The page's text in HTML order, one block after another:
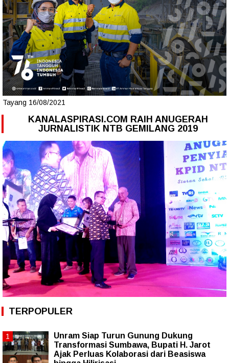
Tayang 16/08/2021
KANALASPIRASI.COM RAIH ANUGERAH
JURNALISTIK NTB GEMILANG 2019
TERPOPULER
Unram Siap Turun Gunung Dukung
Transformasi Sumbawa, Bupati H. Jarot
Ajak Perluas Kolaborasi dari Beasiswa